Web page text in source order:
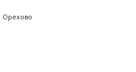
Орехово